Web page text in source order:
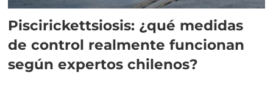
Piscirickettsiosis: ¿qué medidas
de control realmente funcionan
según expertos chilenos?